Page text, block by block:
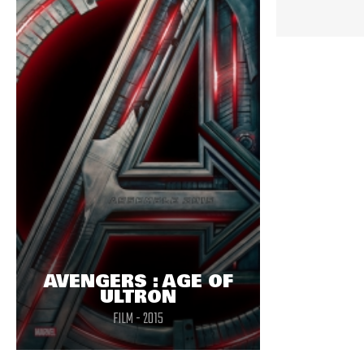
AVENGERS : AGE OF
ULTRON
FILM - 2015